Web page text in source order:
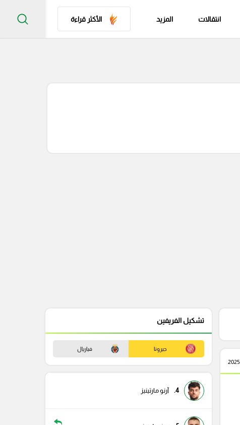
انتقالات المزيد الأكثر قراءة
تشكيل الفريفين
جيرونا فياريال
4. آرنو مارتينيز